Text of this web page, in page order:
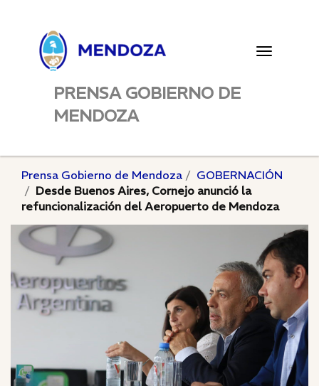
Toggle
PRENSA GOBIERNO DE
MENDOZA
Prensa Gobierno de Mendoza
GOBERNACIÓN
Desde Buenos Aires, Cornejo anunció la
refuncionalización del Aeropuerto de Mendoza